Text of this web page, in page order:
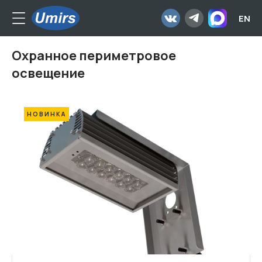
EN
Охранное периметровое
освещение
НОВИНКА